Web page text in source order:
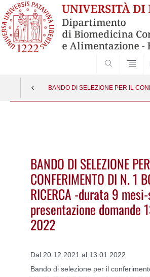
BANDO DI SELEZIONE PER IL
BANDO DI SELEZIONE
CONFERIMENTO DI N. 1
RICERCA -durata 9
presentazione domande
2022
Dal 20.12.2021 al 13.01.2022
Bando di selezione per il